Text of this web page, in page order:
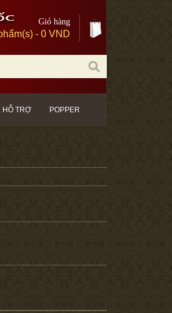
Giỏ hàng
- 0 VND
HỖ TRỢ POPPER